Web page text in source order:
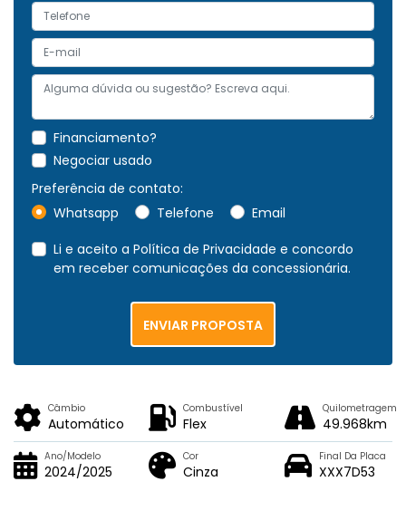
Financiamento?
Negociar usado
Preferência de contato:
Whatsapp
Telefone
Email
Li e aceito a Política de Privacidade e concordo
em receber comunicações da concessionária.
ENVIAR PROPOSTA
Câmbio
Automático
Combustível
Flex
Quilometragem
49.968km
Ano/Modelo
2024/2025
Cor
Cinza
Final Da Placa
XXX7D53